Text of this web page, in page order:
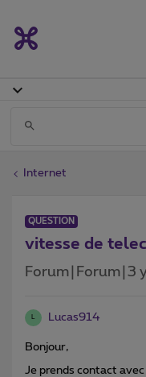
Internet
QUESTION
vitesse de
Forum|Forum|3
L Lucas914
Bonjour,
Je prends contact